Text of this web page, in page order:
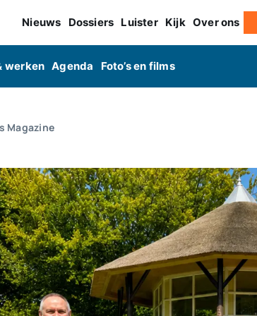
Nieuws Dossiers Luister Kijk Over ons
werken Agenda Foto’s en films
Magazine